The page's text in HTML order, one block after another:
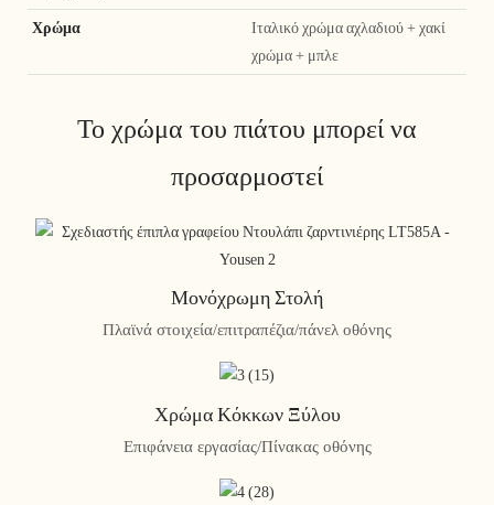
Χρώμα
Ιταλικό χρώμα αχλαδιού + χακί
χρώμα + μπλε
Το χρώμα του πιάτου μπορεί να
προσαρμοστεί
Μονόχρωμη Στολή
Πλαϊνά στοιχεία/επιτραπέζια/πάνελ οθόνης
Χρώμα Κόκκων Ξύλου
Επιφάνεια εργασίας/Πίνακας οθόνης